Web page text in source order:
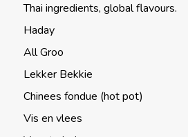
Thai ingredients, global flavours.
Haday
All Groo
Lekker Bekkie
Chinees fondue (hot pot)
Vis en vlees